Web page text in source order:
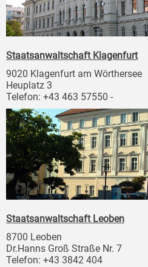
Staatsanwaltschaft Klagenfurt
9020 Klagenfurt am Wörthersee
Heuplatz 3
Telefon: +43 463 57550 -
Staatsanwaltschaft Leoben
8700 Leoben
Dr.Hanns Groß Straße Nr. 7
Telefon: +43 3842 404